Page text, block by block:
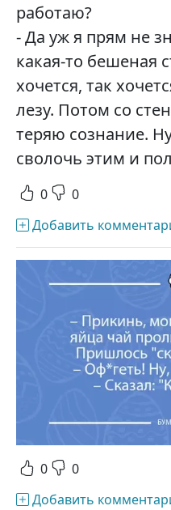
работаю?
- Да уж я прям не
какая-то бешеная
хочется, так
лезу. Потом со
теряю сознание.
сволочь этим и
0 0
Добавить
0 0
Добавить